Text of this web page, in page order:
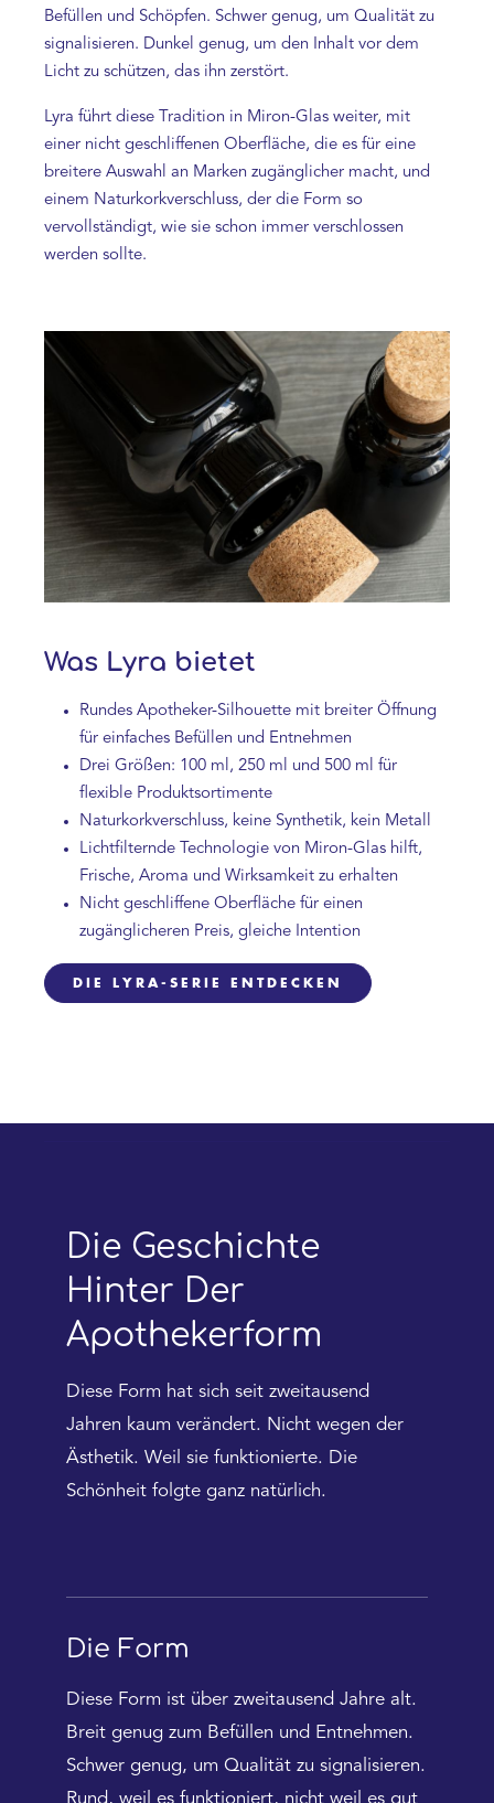
Befüllen und Schöpfen. Schwer genug, um Qualität zu
signalisieren. Dunkel genug, um den Inhalt vor dem
Licht zu schützen, das ihn zerstört.
Lyra führt diese Tradition in Miron-Glas weiter, mit
einer nicht geschliffenen Oberfläche, die es für eine
breitere Auswahl an Marken zugänglicher macht, und
einem Naturkorkverschluss, der die Form so
vervollständigt, wie sie schon immer verschlossen
werden sollte.
Was Lyra bietet
Rundes Apotheker-Silhouette mit breiter Öffnung
für einfaches Befüllen und Entnehmen
Drei Größen: 100 ml, 250 ml und 500 ml für
flexible Produktsortimente
Naturkorkverschluss, keine Synthetik, kein Metall
Lichtfilternde Technologie von Miron-Glas hilft,
Frische, Aroma und Wirksamkeit zu erhalten
Nicht geschliffene Oberfläche für einen
zugänglicheren Preis, gleiche Intention
DIE LYRA-SERIE ENTDECKEN
Die Geschichte
Hinter Der
Apothekerform
Diese Form hat sich seit zweitausend
Jahren kaum verändert. Nicht wegen der
Ästhetik. Weil sie funktionierte. Die
Schönheit folgte ganz natürlich.
Die Form
Diese Form ist über zweitausend Jahre alt.
Breit genug zum Befüllen und Entnehmen.
Schwer genug, um Qualität zu signalisieren.
Rund, weil es funktioniert, nicht weil es gut